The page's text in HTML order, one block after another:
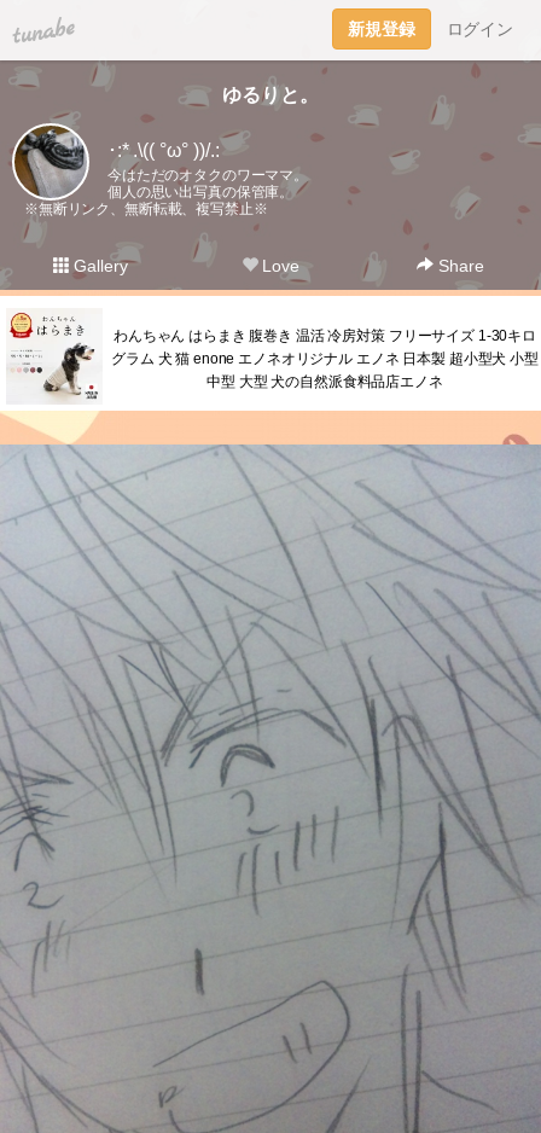
tuna.be 新規登録 ログイン
ゆるりと。
･:* .\(( °ω° ))/.:
今はただのオタクのワーママ。
個人の思い出写真の保管庫。
※無断リンク、無断転載、複写禁止※
Gallery Love Share
わんちゃん はらまき 腹巻き 温活 冷房対策 フリーサイズ 1-30キロ
グラム 犬 猫 enone エノネオリジナル エノネ 日本製 超小型犬 小型
中型 大型 犬の自然派食料品店エノネ